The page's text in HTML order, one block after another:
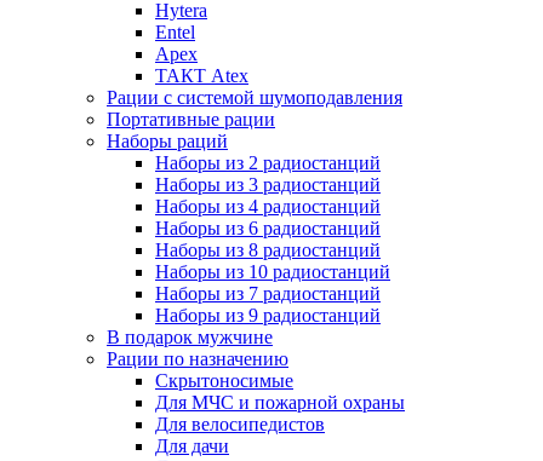
Hytera
Entel
Apex
ТАКТ Atex
Рации с системой шумоподавления
Портативные рации
Наборы раций
Наборы из 2 радиостанций
Наборы из 3 радиостанций
Наборы из 4 радиостанций
Наборы из 6 радиостанций
Наборы из 8 радиостанций
Наборы из 10 радиостанций
Наборы из 7 радиостанций
Наборы из 9 радиостанций
В подарок мужчине
Рации по назначению
Скрытоносимые
Для МЧС и пожарной охраны
Для велосипедистов
Для дачи